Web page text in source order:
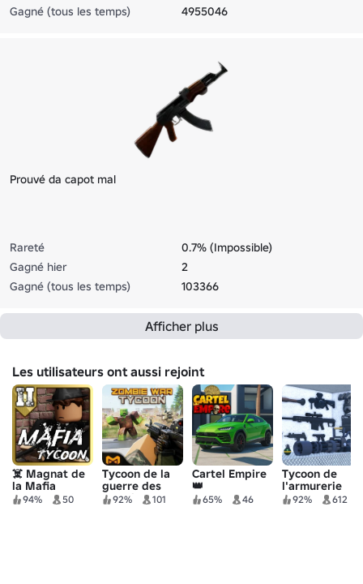
Gagné (tous les temps)
4955046
Prouvé da capot mal
Rareté
0.7% (Impossible)
Gagné hier
2
Gagné (tous les temps)
103366
Afficher plus
Les utilisateurs ont aussi rejoint
☠️ Magnat de
la Mafia
94% 50
Tycoon de la
guerre des
zombies
92% 101
Cartel Empire
👑
65% 46
Tycoon de
l'armurerie
d'armes
92% 612